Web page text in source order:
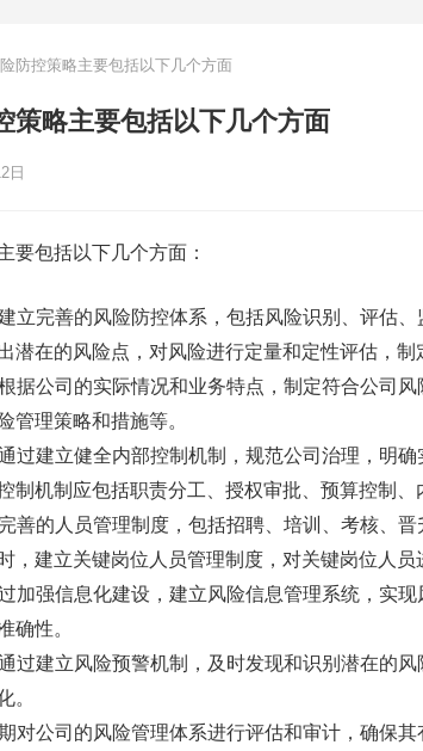
防控策略主要包括以下几个方面
策略主要包括以下几个方面
日
要包括以下几个方面：
立完善的风险防控体系，包括风险识别、评估
潜在的风险点，对风险进行定量和定性评估，制
据公司的实际情况和业务特点，制定符合公司
管理策略和措施等。
过建立健全内部控制机制，规范公司治理，明
制机制应包括职责分工、授权审批、预算控制、
善的人员管理制度，包括招聘、培训、考核、
，建立关键岗位人员管理制度，对关键岗位人员
加强信息化建设，建立风险信息管理系统，实现
确性。
过建立风险预警机制，及时发现和识别潜在的
。
对公司的风险管理体系进行评估和审计，确保